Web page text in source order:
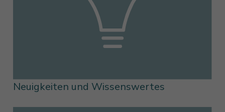
Neuigkeiten und Wissenswertes